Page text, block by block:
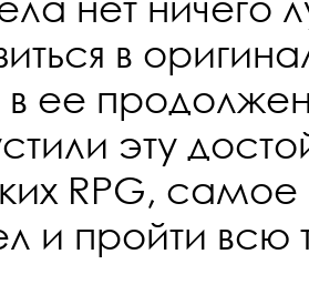
в
в ее
эту
RPG, самое
и пройти всю